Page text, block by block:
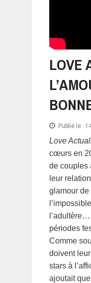
LOVE
Publié le :
Love
cœurs en
de couples
leur
glamour de
périodes
Comme
doivent
stars à
ajoutait